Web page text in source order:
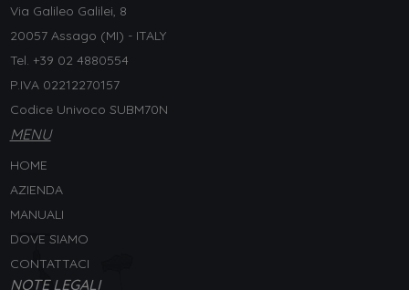
Via Galileo Galilei, 8
20057 Assago (MI) - ITALY
Tel. +39 02 4880554
P.IVA 02212270157
Codice Univoco SUBM70N
MENU
HOME
AZIENDA
MANUALI
DOVE SIAMO
CONTATTACI
NOTE LEGALI